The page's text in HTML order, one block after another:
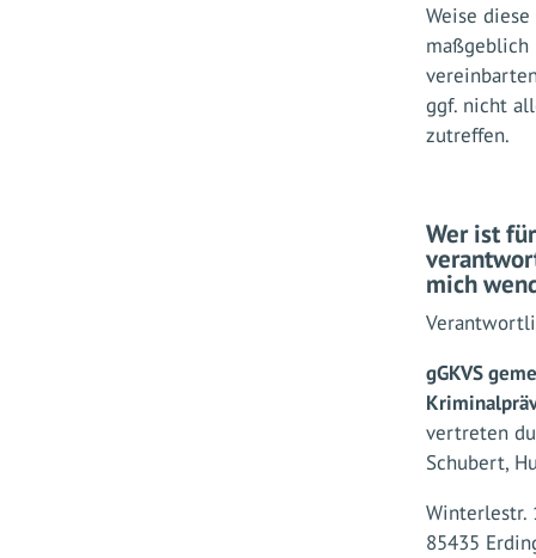
Weise
maßgeblich
ggf. nicht
zutreffen.
Wer ist
mich
gGKVS
vertreten
Schubert,
Winterlestr.
85435